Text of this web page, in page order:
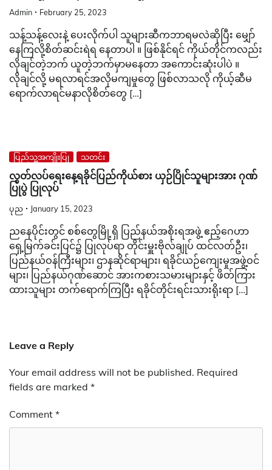
Admin February 25, 2023
သန့်သန့်လေးနဲ့ ပေးလိုက်ပါ သူများဆီကဘာရမလဲဆိုပြီး မျှော်
နေကြလို့စိတ်ဆင်းရဲရ နေတာပါ ။ ဖြစ်နိုင်ရင် ကိုယ်တိုင်ကလည်း
လိုချင်တဲ့ဘက် ယူတဲ့ဘက်မှာမနေတာ အကောင်းဆုံးပါပဲ ။
လိုချင်လို့ မရလာရင်အလိုမကျမှုတွေ ဖြစ်လာသလို ကိုယ့်ဆီမ
ရောက်လာရင်မနာလိုစိတ်တွေ […]
ပြည်သူ့အကျိုးပြု သတင်း
လွတ်လပ်ရေးနေ့ရခိုင်ပြည်ကိုယ်စား ယှဉ်ပြိုင်သူများအား ဂုဏ်
ပြုပွဲ ပြုလုပ်
ပုည January 15, 2023
ညနေပိုင်းတွင် စစ်တွေမြို့ရှိ ပြည်နယ်အစိုးရအဖွဲ့ ဧည့်ဂေဟာ
ရှေ့မြက်ခင်းပြင်၌ ပြုလုပ်ရာ တိုင်းမှူးဗိုလ်ချုပ် ထင်လတ်ဦး၊
ပြည်နယ်ဝန်ကြီးများ၊ ဌာနဆိုင်ရာများ၊ ရခိုင်ယဉ်ကျေးမှုအဖွဲ့ဝင်
များ၊ ပြည်နယ်ဂုဏ်ဆောင် အားကစားသမားများနှင့် ဖိတ်ကြား
ထားသူများ တက်ရောက်ကြပြီး ရခိုင်တိုင်းရင်းသားရိုးရာ […]
Leave a Reply
Your email address will not be published. Required
fields are marked *
Comment *